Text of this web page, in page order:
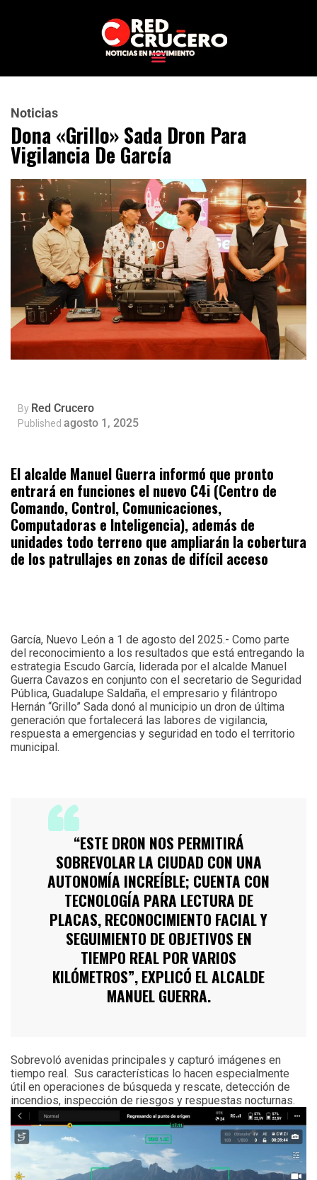
Noticias
Dona «Grillo» Sada Dron Para
Vigilancia De García
By Red Crucero
Published agosto 1, 2025
El alcalde Manuel Guerra informó que pronto
entrará en funciones el nuevo C4i (Centro de
Comando, Control, Comunicaciones,
Computadoras e Inteligencia), además de
unidades todo terreno que ampliarán la cobertura
de los patrullajes en zonas de difícil acceso
García, Nuevo León a 1 de agosto del 2025.- Como parte
del reconocimiento a los resultados que está entregando la
estrategia Escudo García, liderada por el alcalde Manuel
Guerra Cavazos en conjunto con el secretario de Seguridad
Pública, Guadalupe Saldaña, el empresario y filántropo
Hernán “Grillo” Sada donó al municipio un dron de última
generación que fortalecerá las labores de vigilancia,
respuesta a emergencias y seguridad en todo el territorio
municipal.
“ESTE DRON NOS PERMITIRÁ
SOBREVOLAR LA CIUDAD CON UNA
AUTONOMÍA INCREÍBLE; CUENTA CON
TECNOLOGÍA PARA LECTURA DE
PLACAS, RECONOCIMIENTO FACIAL Y
SEGUIMIENTO DE OBJETIVOS EN
TIEMPO REAL POR VARIOS
KILÓMETROS”, EXPLICÓ EL ALCALDE
MANUEL GUERRA.
Sobrevoló avenidas principales y capturó imágenes en
tiempo real. Sus características lo hacen especialmente
útil en operaciones de búsqueda y rescate, detección de
incendios, inspección de riesgos y respuestas nocturnas.